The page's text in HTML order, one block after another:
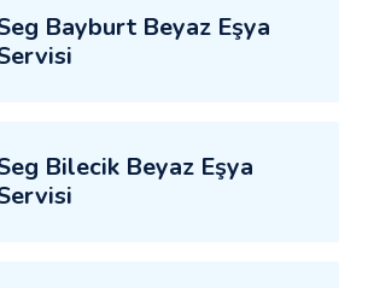
Bayburt Beyaz Eşya
Bilecik Beyaz Eşya